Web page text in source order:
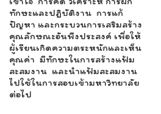
ทักษะและปฏิบัติงาน การแก้
ปัญหา และกระบวนการเสริมสร้าง
คุณลักษณะอันพึงประสงค์ เพื่อให้
ผู้เรียนเกิดความตระหนักและเห็น
คุณค่า มีทักษะในการสร้างแฟ้ม
สะสมงาน และนำแฟ้มสะสมงาน
ไปใช้ในการสอบเข้ามหาวิทยาลัย
ต่อไป